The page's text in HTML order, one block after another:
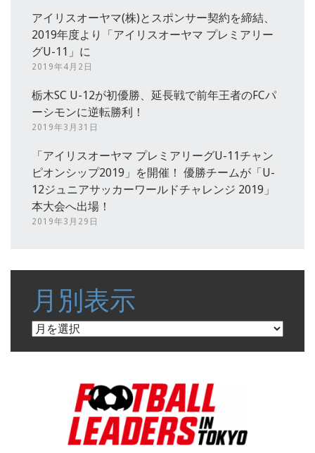
アイリスオーヤマ(株)とスポンサー契約を締結、
2019年度より「アイリスオーヤマ プレミアリー
グU-11」に
2019年4月2日
栃木SC U-12が初優勝、延長戦で前年王者のFCパ
ーシモンに逆転勝利！
2019年3月31日
「アイリスオーヤマ プレミアリーグU-11チャン
ピオンシップ2019」を開催！ 優勝チームが「U-
12ジュニアサッカーワールドチャレンジ 2019」
本大会へ出場！
2019年3月29日
月別表示
月